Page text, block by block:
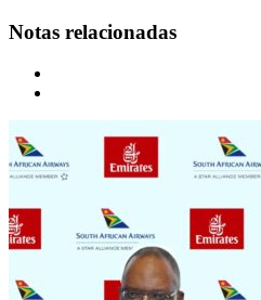
Notas relacionadas